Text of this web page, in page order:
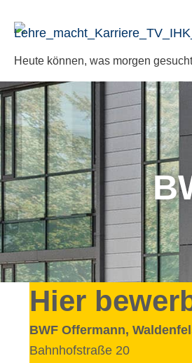
Inhalt
Heute können, was morgen
Hier
BWF Offer­mann,
Bahnhofstraße 20